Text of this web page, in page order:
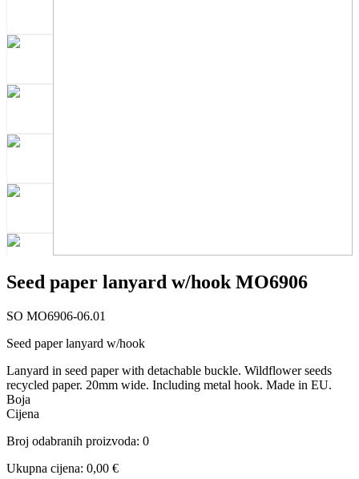
Seed paper lanyard w/hook MO6906
SO MO6906-06.01
Seed paper lanyard w/hook
Lanyard in seed paper with detachable buckle. Wildflower seeds
recycled paper. 20mm wide. Including metal hook. Made in EU.
Boja
Cijena
Broj odabranih proizvoda: 0
Ukupna cijena: 0,00 €